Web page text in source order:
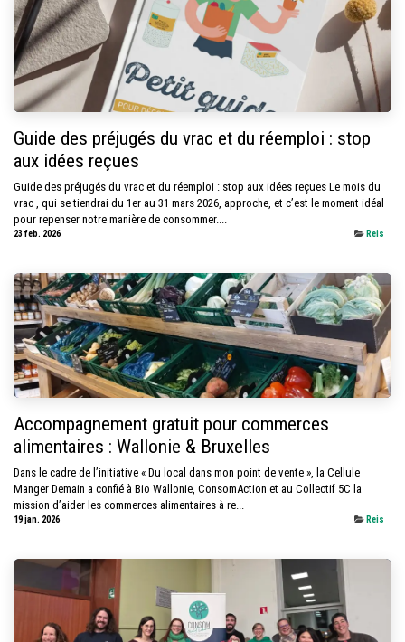
Guide des préjugés du vrac et du réemploi : stop
aux idées reçues
Guide des préjugés du vrac et du réemploi : stop aux idées reçues Le mois du
vrac , qui se tiendrai du 1er au 31 mars 2026, approche, et c’est le moment idéal
pour repenser notre manière de consommer....
23 feb. 2026 Reis
Accompagnement gratuit pour commerces
alimentaires : Wallonie & Bruxelles
Dans le cadre de l’initiative « Du local dans mon point de vente », la Cellule
Manger Demain a confié à Bio Wallonie, ConsomAction et au Collectif 5C la
mission d’aider les commerces alimentaires à re...
19 jan. 2026 Reis